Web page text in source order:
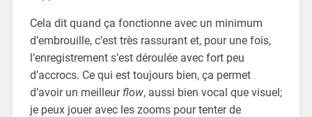
Cela dit quand ça fonctionne avec un minimum
d’embrouille, c’est très rassurant et, pour une fois,
l’enregistrement s’est déroulée avec fort peu
d’accrocs. Ce qui est toujours bien, ça permet
d’avoir un meilleur flow, aussi bien vocal que visuel;
je peux jouer avec les zooms pour tenter de